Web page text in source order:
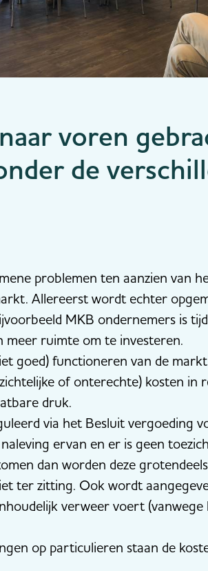
voren
de
problemen ten aanzien van
Allereerst wordt echter
MKB ondernemers is
meer ruimte om te investeren.
goed) functioneren van de
of onterechte) kosten in
druk.
via het Besluit vergoeding
ervan en er is geen
dan worden deze
ter zitting. Ook wordt
verweer voert
op particulieren staan de